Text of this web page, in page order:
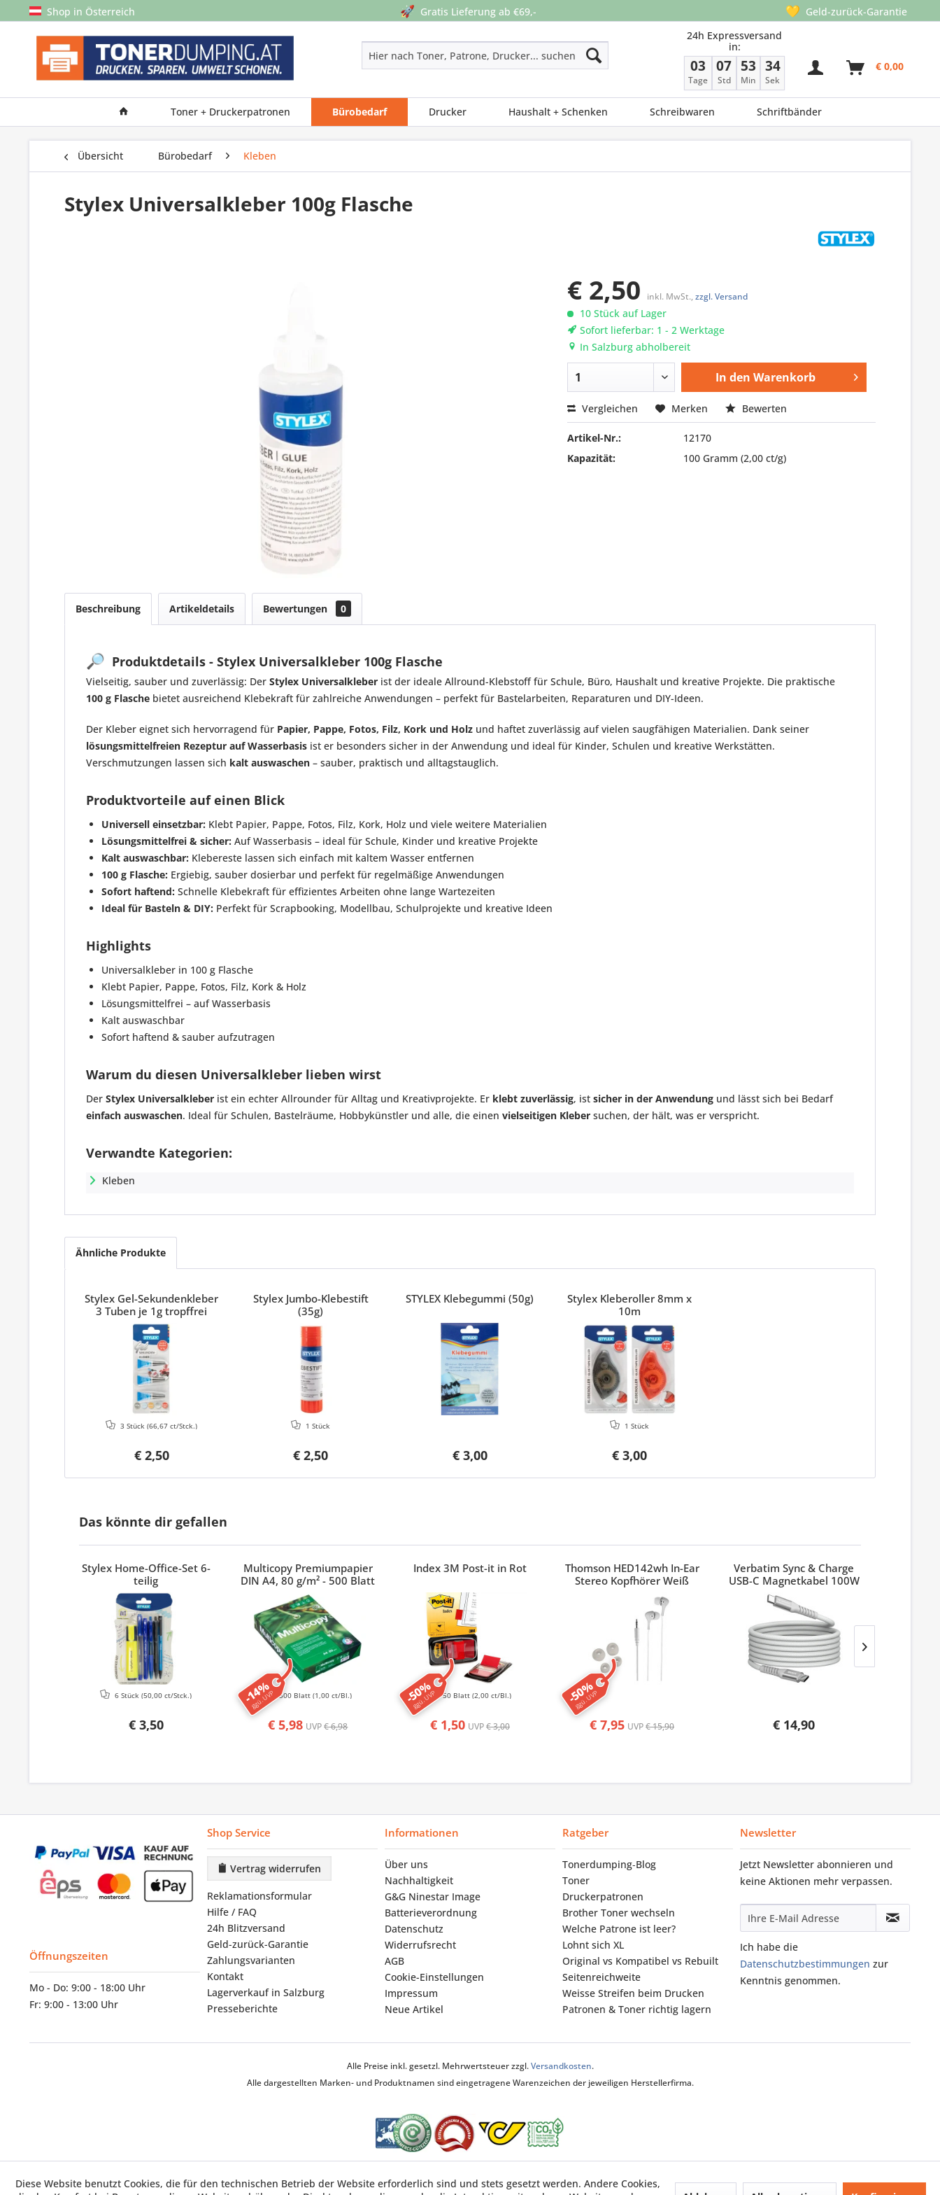
Shop in Österreich 🚀 Gratis Lieferung ab €69,- 💛 Geld-zurück-Garantie
24h Expressversand
in:
03
Tage
07
Std
53
Min
34
Sek
€ 0,00
Toner + Druckerpatronen Bürobedarf Drucker Haushalt + Schenken Schreibwaren Schriftbänder
Übersicht Bürobedarf Kleben
Stylex Universalkleber 100g Flasche
€ 2,50 inkl. MwSt.,zzgl. Versand
10 Stück auf Lager
Sofort lieferbar: 1 - 2 Werktage
In Salzburg abholbereit
In den Warenkorb
Vergleichen Merken Bewerten
Artikel-Nr.:
12170
Kapazität:
100 Gramm(2,00 ct/g)
Beschreibung Artikeldetails Bewertungen 0
🔎 Produktdetails - Stylex Universalkleber 100g Flasche
Vielseitig, sauber und zuverlässig: Der Stylex Universalkleber ist der ideale Allround-Klebstoff für Schule, Büro, Haushalt und kreative Projekte. Die praktische
100 g Flasche bietet ausreichend Klebekraft für zahlreiche Anwendungen – perfekt für Bastelarbeiten, Reparaturen und DIY-Ideen.
Der Kleber eignet sich hervorragend für Papier, Pappe, Fotos, Filz, Kork und Holz und haftet zuverlässig auf vielen saugfähigen Materialien. Dank seiner
lösungsmittelfreien Rezeptur auf Wasserbasis ist er besonders sicher in der Anwendung und ideal für Kinder, Schulen und kreative Werkstätten.
Verschmutzungen lassen sich kalt auswaschen – sauber, praktisch und alltagstauglich.
Produktvorteile auf einen Blick
Universell einsetzbar: Klebt Papier, Pappe, Fotos, Filz, Kork, Holz und viele weitere Materialien
Lösungsmittelfrei & sicher: Auf Wasserbasis – ideal für Schule, Kinder und kreative Projekte
Kalt auswaschbar: Klebereste lassen sich einfach mit kaltem Wasser entfernen
100 g Flasche: Ergiebig, sauber dosierbar und perfekt für regelmäßige Anwendungen
Sofort haftend: Schnelle Klebekraft für effizientes Arbeiten ohne lange Wartezeiten
Ideal für Basteln & DIY: Perfekt für Scrapbooking, Modellbau, Schulprojekte und kreative Ideen
Highlights
Universalkleber in 100 g Flasche
Klebt Papier, Pappe, Fotos, Filz, Kork & Holz
Lösungsmittelfrei – auf Wasserbasis
Kalt auswaschbar
Sofort haftend & sauber aufzutragen
Warum du diesen Universalkleber lieben wirst
Der Stylex Universalkleber ist ein echter Allrounder für Alltag und Kreativprojekte. Er klebt zuverlässig, ist sicher in der Anwendung und lässt sich bei Bedarf
einfach auswaschen. Ideal für Schulen, Bastelräume, Hobbykünstler und alle, die einen vielseitigen Kleber suchen, der hält, was er verspricht.
Verwandte Kategorien:
Kleben
Ähnliche Produkte
Stylex Gel-Sekundenkleber
3 Tuben je 1g tropffrei
€ 2,50
3 Stück(66,67 ct/Stck.)
Stylex Jumbo-Klebestift
(35g)
€ 2,50
1 Stück
STYLEX Klebegummi (50g)
€ 3,00
Stylex Kleberoller 8mm x
10m
€ 3,00
1 Stück
Das könnte dir gefallen
Stylex Home-Office-Set 6-
teilig
€ 3,50
6 Stück(50,00 ct/Stck.) -14%
ggü. UVP
Multicopy Premiumpapier
DIN A4, 80 g/m² - 500 Blatt
€ 5,98 UVP€ 6,98
500 Blatt (1,00 ct/Bl.) -50%
ggü. UVP
Index 3M Post-it in Rot
€ 1,50 UVP€ 3,00
50 Blatt(2,00 ct/Bl.) -50%
ggü. UVP
Thomson HED142wh In-Ear
Stereo Kopfhörer Weiß
€ 7,95 UVP€ 15,90
Verbatim Sync & Charge
USB-C Magnetkabel 100W
€ 14,90
Öffnungszeiten
Mo - Do: 9:00 - 18:00 Uhr
Fr: 9:00 - 13:00 Uhr
Shop Service
Vertrag widerrufen
Reklamationsformular
Hilfe / FAQ
24h Blitzversand
Geld-zurück-Garantie
Zahlungsvarianten
Kontakt
Lagerverkauf in Salzburg
Presseberichte
Informationen
Über uns
Nachhaltigkeit
G&G Ninestar Image
Batterieverordnung
Datenschutz
Widerrufsrecht
AGB
Cookie-Einstellungen
Impressum
Neue Artikel
Ratgeber
Tonerdumping‑Blog
Toner
Druckerpatronen
Brother Toner wechseln
Welche Patrone ist leer?
Lohnt sich XL
Original vs Kompatibel vs Rebuilt
Seitenreichweite
Weisse Streifen beim Drucken
Patronen & Toner richtig lagern
Newsletter
Jetzt Newsletter abonnieren und
keine Aktionen mehr verpassen.
Ich habe die
Datenschutzbestimmungen zur
Kenntnis genommen.
Alle Preise inkl. gesetzl. Mehrwertsteuer zzgl.Versandkosten.
Alle dargestellten Marken- und Produktnamen sind eingetragene Warenzeichen der jeweiligen Herstellerfirma.
Diese Website benutzt Cookies, die für den technischen Betrieb der Website erforderlich sind und stets gesetzt werden. Andere Cookies,